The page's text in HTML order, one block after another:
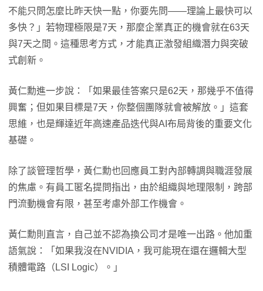
不能只問怎麼比昨天快一點，你要先問——理論上最快可以
多快？」若物理極限是7天，那麼企業真正的機會就在63天
與7天之間。這種思考方式，才能真正激發組織潛力與突破
式創新。
黃仁勳進一步說：「如果最佳答案只是62天，那幾乎不值得
興奮；但如果目標是7天，你整個團隊就會被解放。」這套
思維，也是輝達近年高速產品迭代與AI布局背後的重要文化
基礎。
除了談管理哲學，黃仁勳也回應員工對內部轉調與職涯發展
的焦慮。有員工匿名提問指出，由於組織與地理限制，跨部
門流動機會有限，甚至考慮外部工作機會。
黃仁勳則直言，自己並不認為換公司才是唯一出路。他加重
語氣說：「如果我沒在NVIDIA，我可能現在還在邏輯大型
積體電路（LSI Logic）。」